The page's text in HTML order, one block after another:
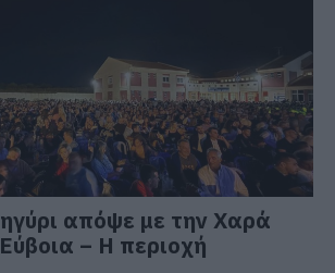
απόψε με την Χαρά
– Η περιοχή